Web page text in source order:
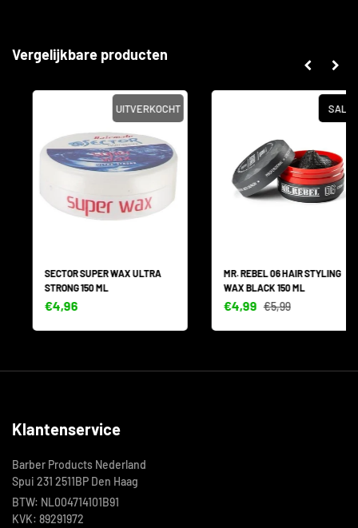
Vergelijkbare producten
UITVERKOCHT
SECTOR SUPER WAX ULTRA
STRONG 150 ML
€4,96
SALE
MR. REBEL 06 HAIR STYLING
WAX BLACK 150 ML
€4,99 €5,99
Klantenservice
Barber Products Nederland
Spui 231 2511BP Den Haag
BTW: NL004714101B91
KVK: 89291972